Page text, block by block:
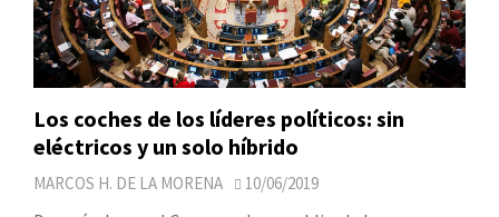
Los coches de los líderes políticos: sin
eléctricos y un solo híbrido
MARCOS H. DE LA MORENA 10/06/2019